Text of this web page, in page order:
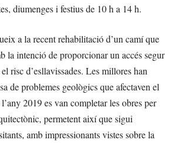
diumenges i festius de 10 h a 14 h.
a la recent rehabilitació d’un camí que
la intenció de proporcionar un accés segur
risc d’esllavissades. Les millores han
de problemes geològics que afectaven el
2019 es van completar les obres per
permetent així que sigui
amb impressionants vistes sobre la